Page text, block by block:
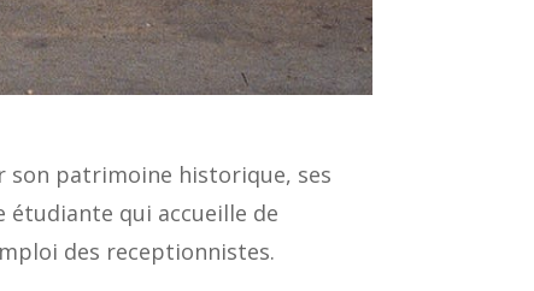
son patrimoine historique, ses
qui accueille de
des receptionnistes.